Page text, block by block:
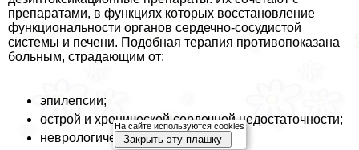
препаратами, в функциях которых восстановление
функциональности органов сердечно-сосудистой
системы и печени. Подобная терапия противопоказана
больным, страдающим от:
эпилепсии;
острой и хронической сердечной недостаточности;
неврологических заболеваний;
На сайте используются cookies
Закрыть эту плашку